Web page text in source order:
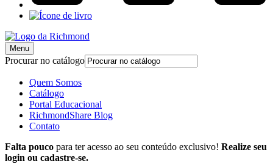
Menu
Procurar no catálogo
Quem Somos
Catálogo
Portal Educacional
RichmondShare Blog
Contato
Falta pouco para ter acesso ao seu conteúdo exclusivo! Realize seu
login ou cadastre-se.